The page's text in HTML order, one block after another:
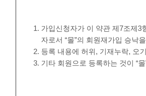
가입신청자가 이 약관 제7조제3
자로서 “몰”의 회원재가입 승낙
등록 내용에 허위, 기재누락, 오
기타 회원으로 등록하는 것이 “